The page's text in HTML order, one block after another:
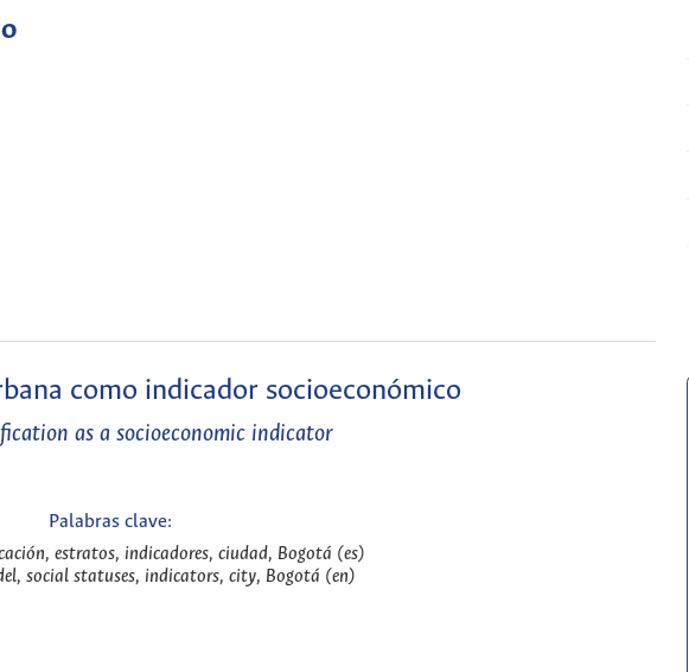
como indicador socioeconómico
as a socioeconomic indicator
Palabras clave:
estratos, indicadores, ciudad, Bogotá (es)
social statuses, indicators, city, Bogotá (en)